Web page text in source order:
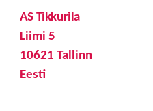
AS Tikkurila
Liimi 5
10621 Tallinn
Eesti